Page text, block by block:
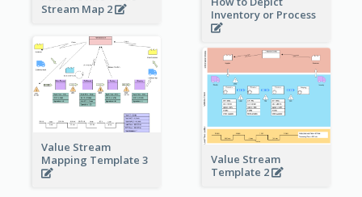
Stream Map 2
Inventory or Process
Value Stream
Mapping Template 3
Value Stream
Template 2